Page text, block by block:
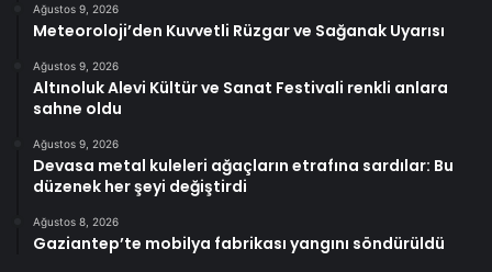
Ağustos 9, 2026
Meteoroloji’den Kuvvetli Rüzgar ve Sağanak Uyarısı
Ağustos 9, 2026
Altınoluk Alevi Kültür ve Sanat Festivali renkli anlara
sahne oldu
Ağustos 9, 2026
Devasa metal kuleleri ağaçların etrafına sardılar: Bu
düzenek her şeyi değiştirdi
Ağustos 8, 2026
Gaziantep’te mobilya fabrikası yangını söndürüldü